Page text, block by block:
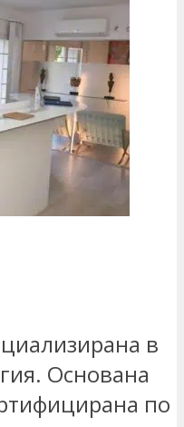
в
Основана
по